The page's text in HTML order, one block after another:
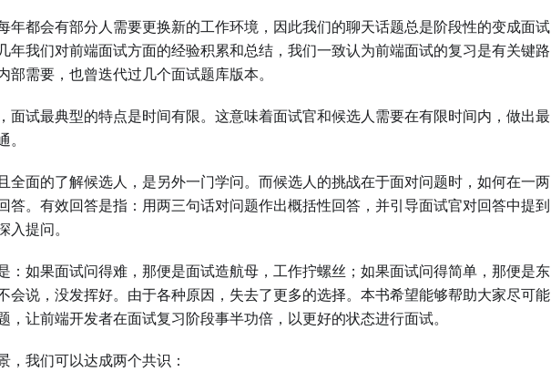
年都会有部分人需要更换新的工作环境，因此我们的聊天话题总是阶段性的变成面试
年我们对前端面试方面的经验积累和总结，我们一致认为前端面试的复习是有关键路
部需要，也曾迭代过几个面试题库版本。
面试最典型的特点是时间有限。这意味着面试官和候选人需要在有限时间内，做出最
全面的了解候选人，是另外一门学问。而候选人的挑战在于面对问题时，如何在一两
答。有效回答是指：用两三句话对问题作出概括性回答，并引导面试官对回答中提到
提问。
：如果面试问得难，那便是面试造航母，工作拧螺丝；如果面试问得简单，那便是东
会说，没发挥好。由于各种原因，失去了更多的选择。本书希望能够帮助大家尽可能
，让前端开发者在面试复习阶段事半功倍，以更好的状态进行面试。
，我们可以达成两个共识：